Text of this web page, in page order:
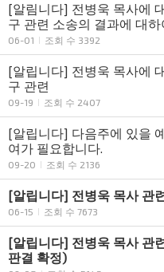
[알림니다] 전병욱 목사에
구 관련 소송의 결과에 대하
06-01 조회 수 3392
[알립니다] 전병욱 목사에
구 관련
09-19 조회 수 2407
[알립니다] 다음주에 있을
여가 필요합니다.
09-20 조회 수 2136
[알립니다] 전병욱 목사 관
06-15 조회 수 7673
[알립니다] 전병욱 목사 관
판결 확정)